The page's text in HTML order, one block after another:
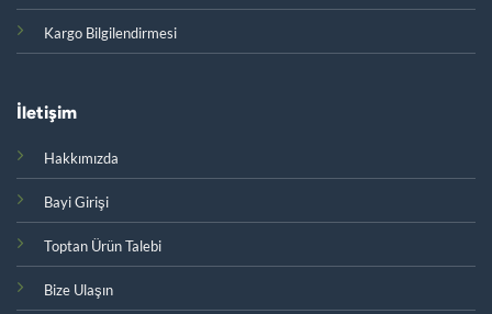
Kargo Bilgilendirmesi
İletişim
Hakkımızda
Bayi Girişi
Toptan Ürün Talebi
Bize Ulaşın